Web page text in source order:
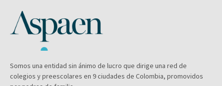
Somos una entidad sin ánimo de lucro que dirige una red de
colegios y preescolares en 9 ciudades de Colombia, promovidos